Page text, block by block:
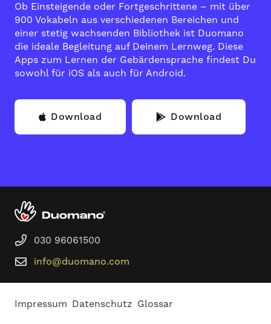
Ob Einsteigende oder Fortgeschrittene – mit über
900 Vokabeln aus verschiedenen Bereichen und
einer stetig wachsenden Bibliothek ist Duomano
die ideale Begleitung auf Deinem Lernweg. Diese
Apps zum Lernen der Gebärdensprache findest Du
sowohl für iOS als auch für Android.
Download Download
030 96061500
info@duomano.com
Impressum Datenschutz Glossar